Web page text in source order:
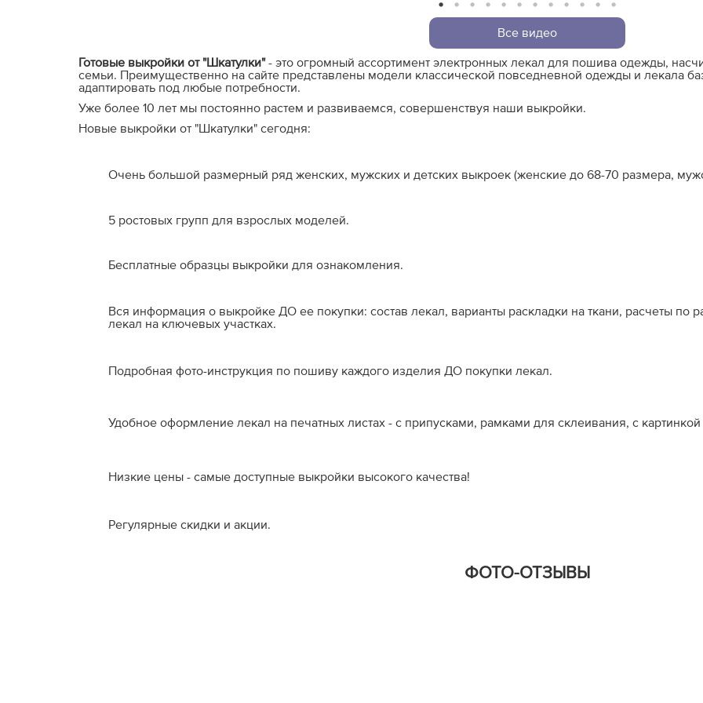
1 2 3 4 5 6 7 8 9 10 11 12
Все видео
Готовые выкройки от "Шкатулки"- это огромный ассортимент электронных лекал для пошива одежды,
семьи. Преимущественно на сайте представлены модели классической повседневной одежды и лекала
адаптировать под любые потребности.
Уже более 10 лет мы постоянно растем и развиваемся, совершенствуя наши выкройки.
Новые выкройки от "Шкатулки" сегодня:
Очень большой размерный ряд женских, мужских и детских выкроек (женские до 68-70 размера,
5 ростовых групп для взрослых моделей.
Бесплатные образцы выкройки для ознакомления.
Вся информация о выкройке ДО ее покупки: состав лекал, варианты раскладки на ткани, расчеты по
лекал на ключевых участках.
Подробная фото-инструкция по пошиву каждого изделия ДО покупки лекал.
Удобное оформление лекал на печатных листах - с припусками, рамками для склеивания, с
Низкие цены - самые доступные выкройки высокого качества!
Регулярные скидки и акции.
ФОТО-ОТЗЫВЫ